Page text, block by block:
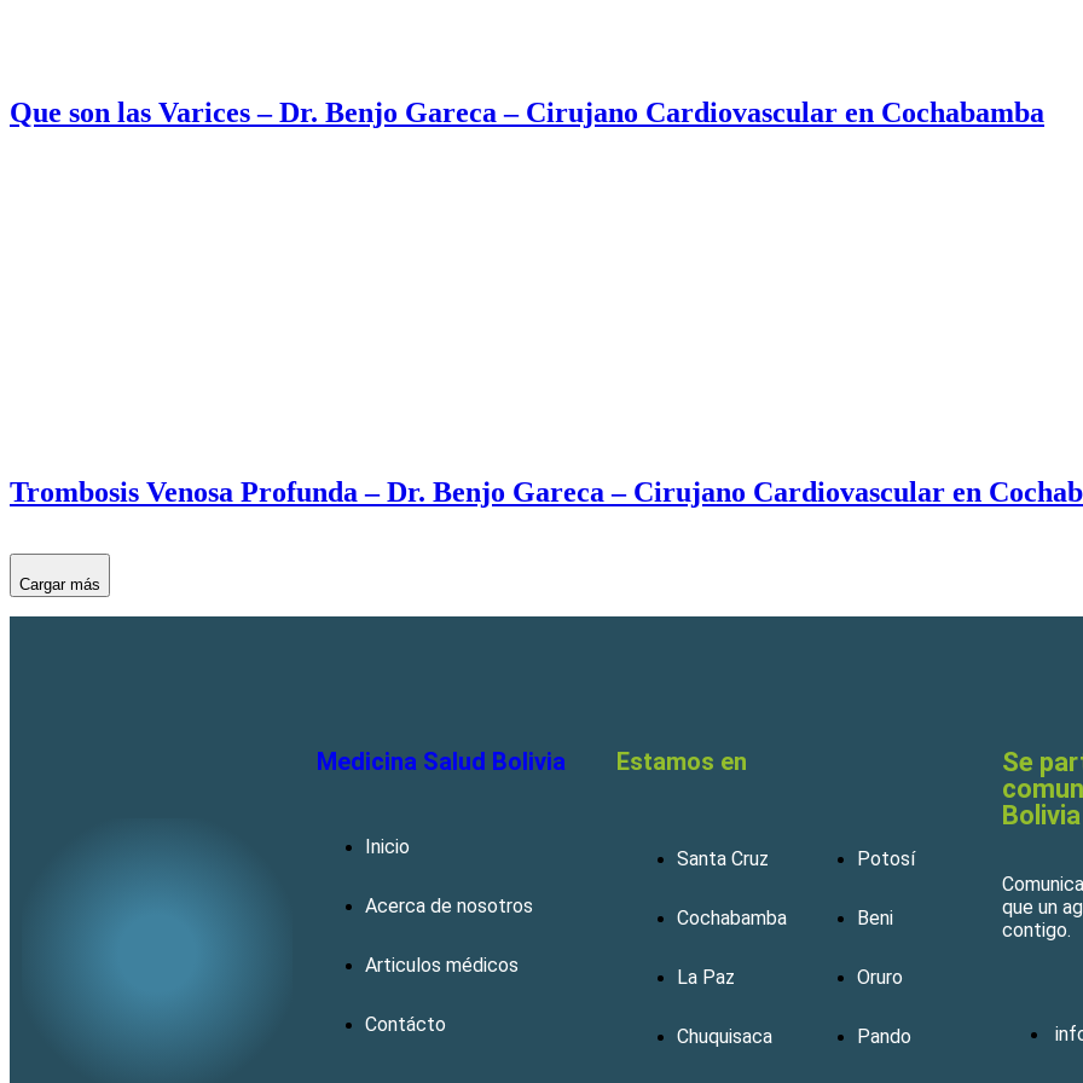
Que son las Varices – Dr. Benjo Gareca – Cirujano Cardiovascular en Cochabamba
Trombosis Venosa Profunda – Dr. Benjo Gareca – Cirujano Cardiovascular en
Cargar más
Medicina Salud Bolivia
Inicio
Acerca de nosotros
Articulos médicos
Contácto
Estamos en
Santa Cruz
Cochabamba
La Paz
Chuquisaca
Potosí
Beni
Oruro
Pando
Se
Bolivia
que un
contigo.